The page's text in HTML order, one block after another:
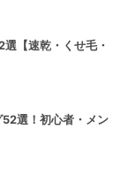
【速乾・くせ毛・
選！初心者・メン